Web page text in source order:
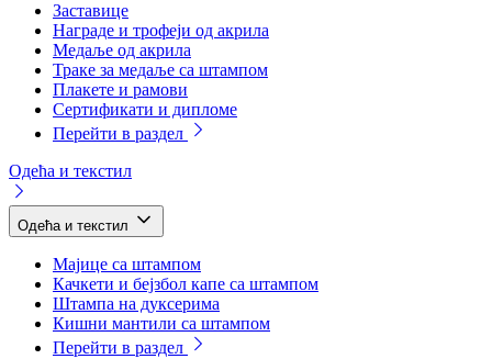
Заставице
Награде и трофеји од акрила
Медаље од акрила
Траке за медаље са штампом
Плакете и рамови
Сертификати и дипломе
Перейти в раздел
Одећа и текстил
Одећа и текстил
Мајице са штампом
Качкети и бејзбол капе са штампом
Штампа на дуксерима
Кишни мантили са штампом
Перейти в раздел